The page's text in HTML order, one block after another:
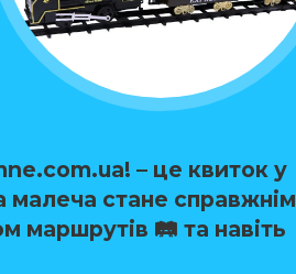
– це квиток у
стане справжнім
маршрутів 🛤️ та навіть